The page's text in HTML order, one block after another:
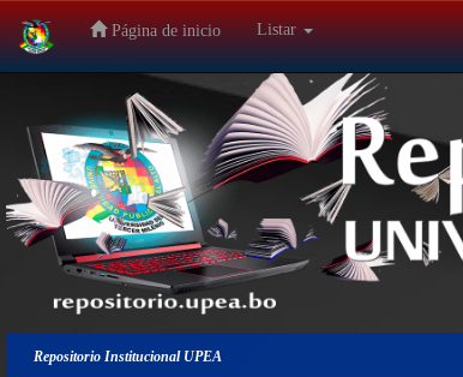
Salir
navegación
Página de inicio Listar
Repositorio Institucional UPEA